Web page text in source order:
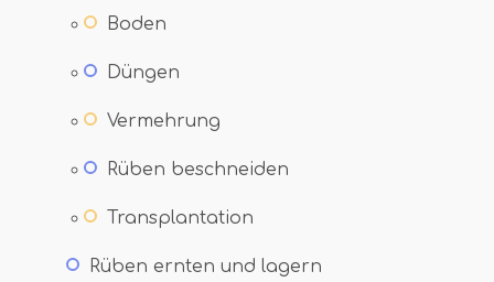
Boden
Düngen
Vermehrung
Rüben beschneiden
Transplantation
Rüben ernten und lagern